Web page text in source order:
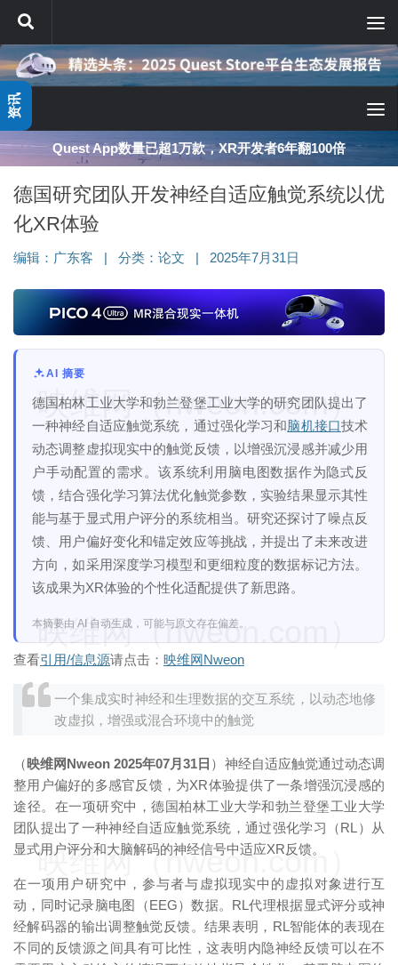
跳至内容
深度分享：AI智能眼镜的现实困境与严峻出路
德国研究团队开发神经自适应触觉系统以优
化XR体验
编辑： 广东客 分类： 论文 2025年7月31日
AI 摘要
德国柏林工业大学和勃兰登堡工业大学的研究团队提出了
一种神经自适应触觉系统，通过强化学习和脑机接口技术
动态调整虚拟现实中的触觉反馈，以增强沉浸感并减少用
户手动配置的需求。该系统利用脑电图数据作为隐式反
馈，结合强化学习算法优化触觉参数，实验结果显示其性
能与基于显式用户评分的系统相当。研究还探讨了噪点反
馈、用户偏好变化和锚定效应等挑战，并提出了未来改进
方向，如采用深度学习模型和更细粒度的数据标记方法。
该成果为XR体验的个性化适配提供了新思路。
本摘要由 AI 自动生成，可能与原文存在偏差。
查看引用/信息源请点击： 映维网Nweon
一个集成实时神经和生理数据的交互系统，以动态地修
改虚拟，增强或混合环境中的触觉
（映维网Nweon 2025年07月31日 ）神经自适应触觉通过动态调
整用户偏好的多感官反馈，为XR体验提供了一条增强沉浸感的
途径。在一项研究中，德国柏林工业大学和勃兰登堡工业大学
团队提出了一种神经自适应触觉系统，通过强化学习（RL）从
显式用户评分和大脑解码的神经信号中适应XR反馈。
在一项用户研究中，参与者与虚拟现实中的虚拟对象进行互
动，同时记录脑电图（EEG）数据。RL代理根据显式评分或神
经解码器的输出调整触觉反馈。结果表明，RL智能体的表现在
不同的反馈源之间具有可比性，这表明内隐神经反馈可以在不
映维网（nweon.com）
映维网（nweon.com）
映维网（nweon.com）
资讯